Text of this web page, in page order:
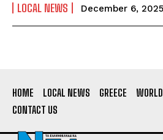
LOCAL NEWS December 6, 2025
HOME LOCAL NEWS GREECE WORLD
CONTACT US